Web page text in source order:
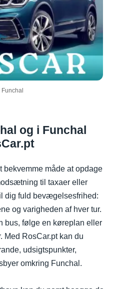
Funchal
og i Funchal
bekvemme måde at opdage
til taxaer eller
dig fuld bevægelsesfrihed:
og varigheden af hver tur.
bus, følge en køreplan eller
Med RosCar.pt kan du
udsigtspunkter,
omkring Funchal.